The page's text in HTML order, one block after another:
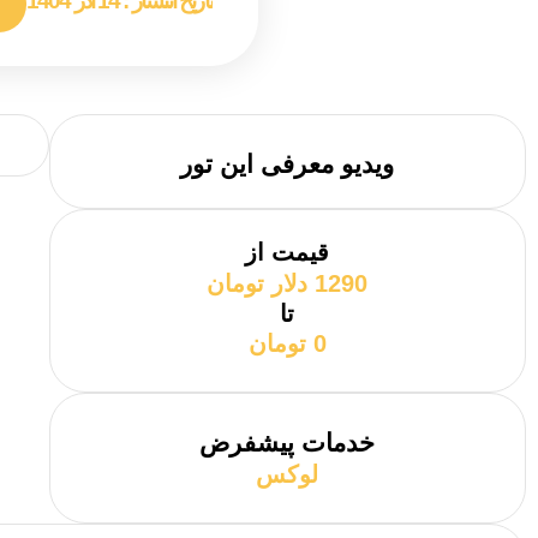
ویدیو معرفی این تور
قیمت از
1290 دلار تومان
تا
0 تومان
خدمات پیشفرض
لوکس